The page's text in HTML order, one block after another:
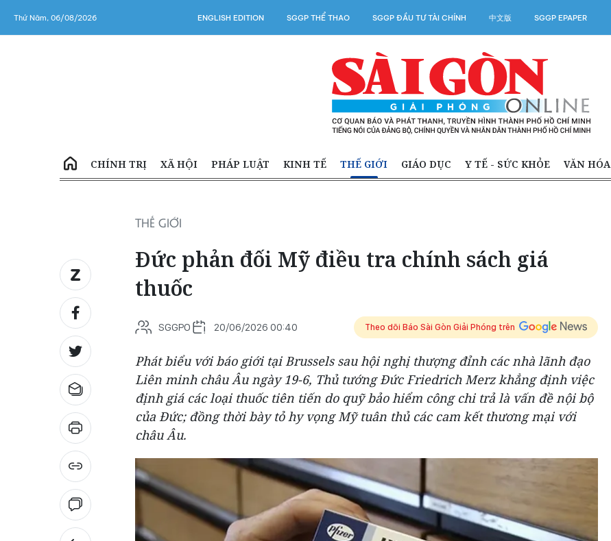
Thứ Năm, 06/08/2026 ENGLISH EDITION SGGP THỂ THAO SGGP ĐẦU TƯ TÀI CHÍNH 中文版 SGGP EPAPER
CHÍNH TRỊ XÃ HỘI PHÁP LUẬT KINH TẾ THẾ GIỚI GIÁO DỤC Y TẾ - SỨC KHỎE VĂN HÓA
THẾ GIỚI
Đức phản đối Mỹ điều tra chính sách giá
thuốc
SGGPO 20/06/2026 00:40 Theo dõi Báo Sài Gòn Giải Phóng trên
Phát biểu với báo giới tại Brussels sau hội nghị thượng đỉnh các nhà lãnh đạo
Liên minh châu Âu ngày 19-6, Thủ tướng Đức Friedrich Merz khẳng định việc
định giá các loại thuốc tiên tiến do quỹ bảo hiểm công chi trả là vấn đề nội bộ
của Đức; đồng thời bày tỏ hy vọng Mỹ tuân thủ các cam kết thương mại với
châu Âu.